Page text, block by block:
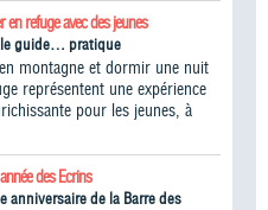
en refuge avec des jeunes
le guide… pratique
montagne et dormir une nuit
représentent une expérience
pour les jeunes, à
des Ecrins
anniversaire de la Barre des